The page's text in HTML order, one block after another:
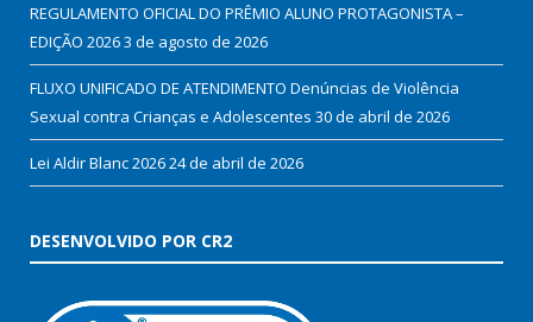
REGULAMENTO OFICIAL DO PRÊMIO ALUNO PROTAGONISTA –
EDIÇÃO 20263 de agosto de 2026
FLUXO UNIFICADO DE ATENDIMENTO Denúncias de Violência
Sexual contra Crianças e Adolescentes 30 de abril de 2026
Lei Aldir Blanc 202624 de abril de 2026
DESENVOLVIDO POR CR2